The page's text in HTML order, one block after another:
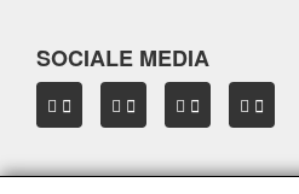
SOCIALE MEDIA